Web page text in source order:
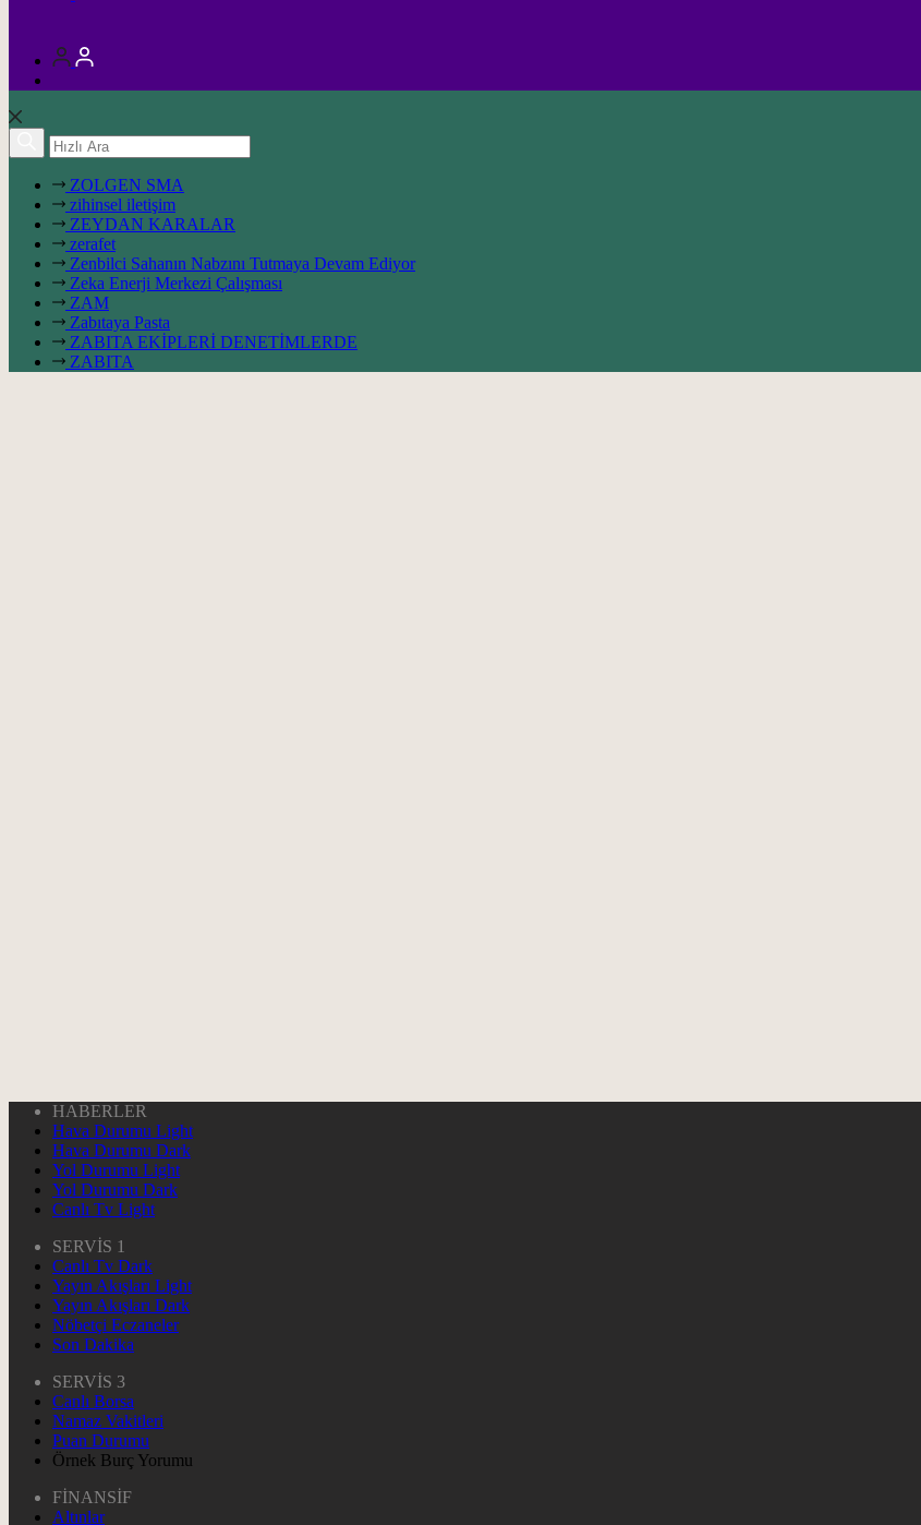
ZOLGEN SMA
zihinsel iletişim
ZEYDAN KARALAR
zerafet
Zenbilci Sahanın Nabzını Tutmaya Devam Ediyor
Zeka Enerji Merkezi Çalışması
ZAM
Zabıtaya Pasta
ZABITA EKİPLERİ DENETİMLERDE
ZABITA
HABERLER
Hava Durumu Light
Hava Durumu Dark
Yol Durumu Light
Yol Durumu Dark
Canlı Tv Light
SERVİS 1
Canlı Tv Dark
Yayın Akışları Light
Yayın Akışları Dark
Nöbetçi Eczaneler
Son Dakika
SERVİS 3
Canlı Borsa
Namaz Vakitleri
Puan Durumu
Örnek Burç Yorumu
FİNANSİF
Altınlar